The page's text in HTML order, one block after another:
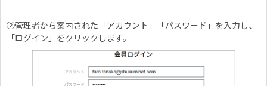
②管理者から案内された「アカウント」「パスワード」を入力し、
「ログイン」をクリックします。